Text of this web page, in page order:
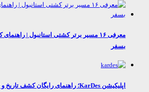
معرفی ۱۶ مسیر برتر کشتی استانبول | راهنمای
اپلیکیشن KarDes؛ راهنمای رایگان کشف تاریخ و فرهنگ پنهان ترکیه